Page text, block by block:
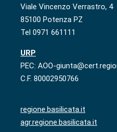
Viale Vincenzo Verrastro, 4
85100 Potenza PZ
Tel 0971 661111
URP
PEC: AOO-
C.F. 80002950766
regione.basilicata.it
agr.regione.basilicata.it